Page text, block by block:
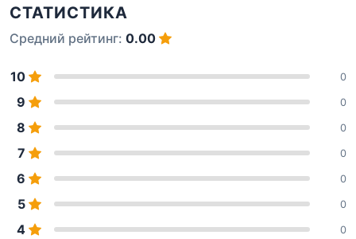
СТАТИСТИКА
Средний рейтинг: 0.00
10 0
9 0
8 0
7 0
6 0
5 0
4 0